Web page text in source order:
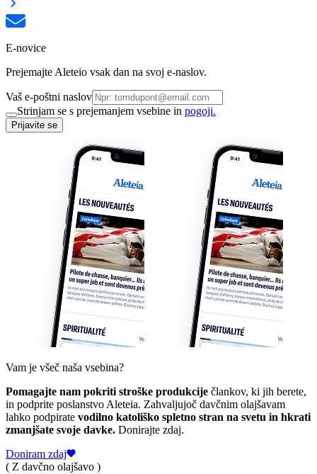
E-novice
Prejemajte Aleteio vsak dan na svoj e-naslov.
Vaš e-poštni naslov
Strinjam se s prejemanjem vsebine in pogoji.
Prijavite se
Vam je všeč naša vsebina?
Pomagajte nam pokriti stroške produkcije člankov, ki jih berete,
in podprite poslanstvo Aleteia. Zahvaljujoč davčnim olajšavam
lahko podpirate vodilno katoliško spletno stran na svetu in hkrati
zmanjšate svoje davke. Donirajte zdaj.
Doniram zdaj
( Z davčno olajšavo )